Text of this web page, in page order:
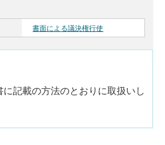
書面による議決権行使
記載の方法のとおりに取扱いし